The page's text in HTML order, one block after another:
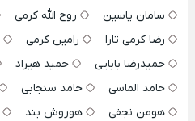
سامان یاسین
روح الله کرمی
رضا کرمی تارا
رامین کرمی
حمیدرضا بابایی
حمید هیراد
حامد الماسی
حامد سنجابی
هومن نجفی
هوروش بند